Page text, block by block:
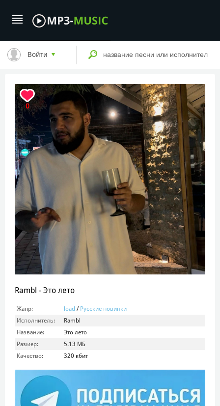
Войти
0
Rambl - Это лето
Жанр: load / Русские новинки
Исполнитель:
Rambl
Название:
Это лето
Размер:
5.13 МБ
Качество:
320 кбит